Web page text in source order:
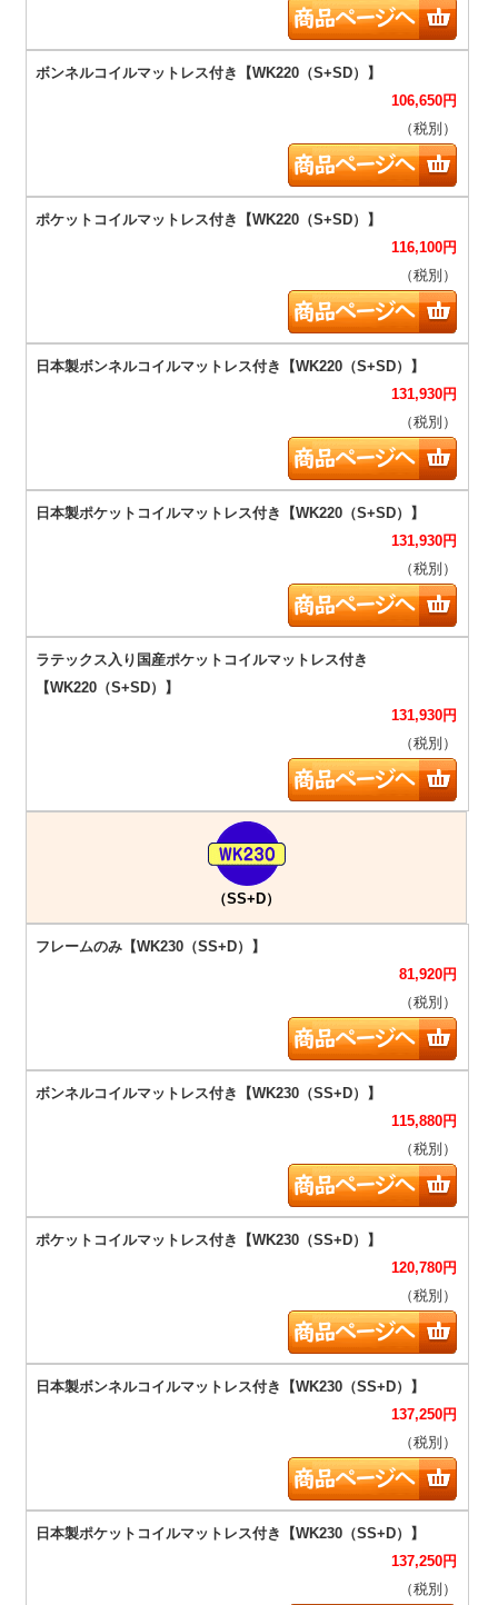
106,650円
（税別）
116,100円
（税別）
131,930円
（税別）
131,930円
（税別）
131,930円
（税別）
（SS+D）
81,920円
（税別）
115,880円
（税別）
120,780円
（税別）
137,250円
（税別）
137,250円
（税別）